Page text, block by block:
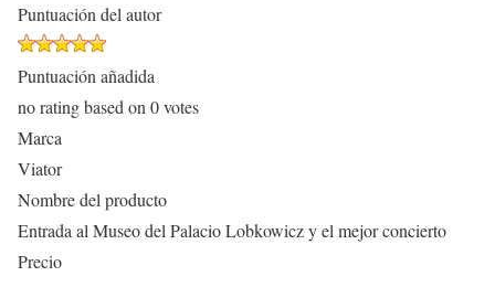
Puntuación del autor
Puntuación añadida
no ratingbased on 0votes
Marca
Viator
Nombre del producto
Entrada al Museo del Palacio Lobkowicz y el mejor concierto
Precio